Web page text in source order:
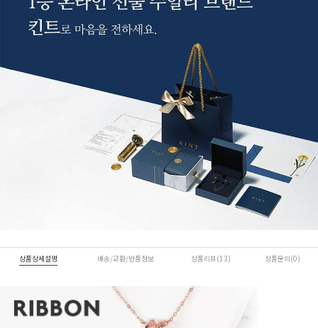
상품상세설명 배송/교환/반품정보 상품리뷰(13) 상품문의(0)